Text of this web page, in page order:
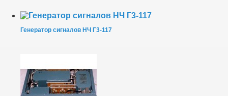
Генератор сигналов НЧ Г3-117